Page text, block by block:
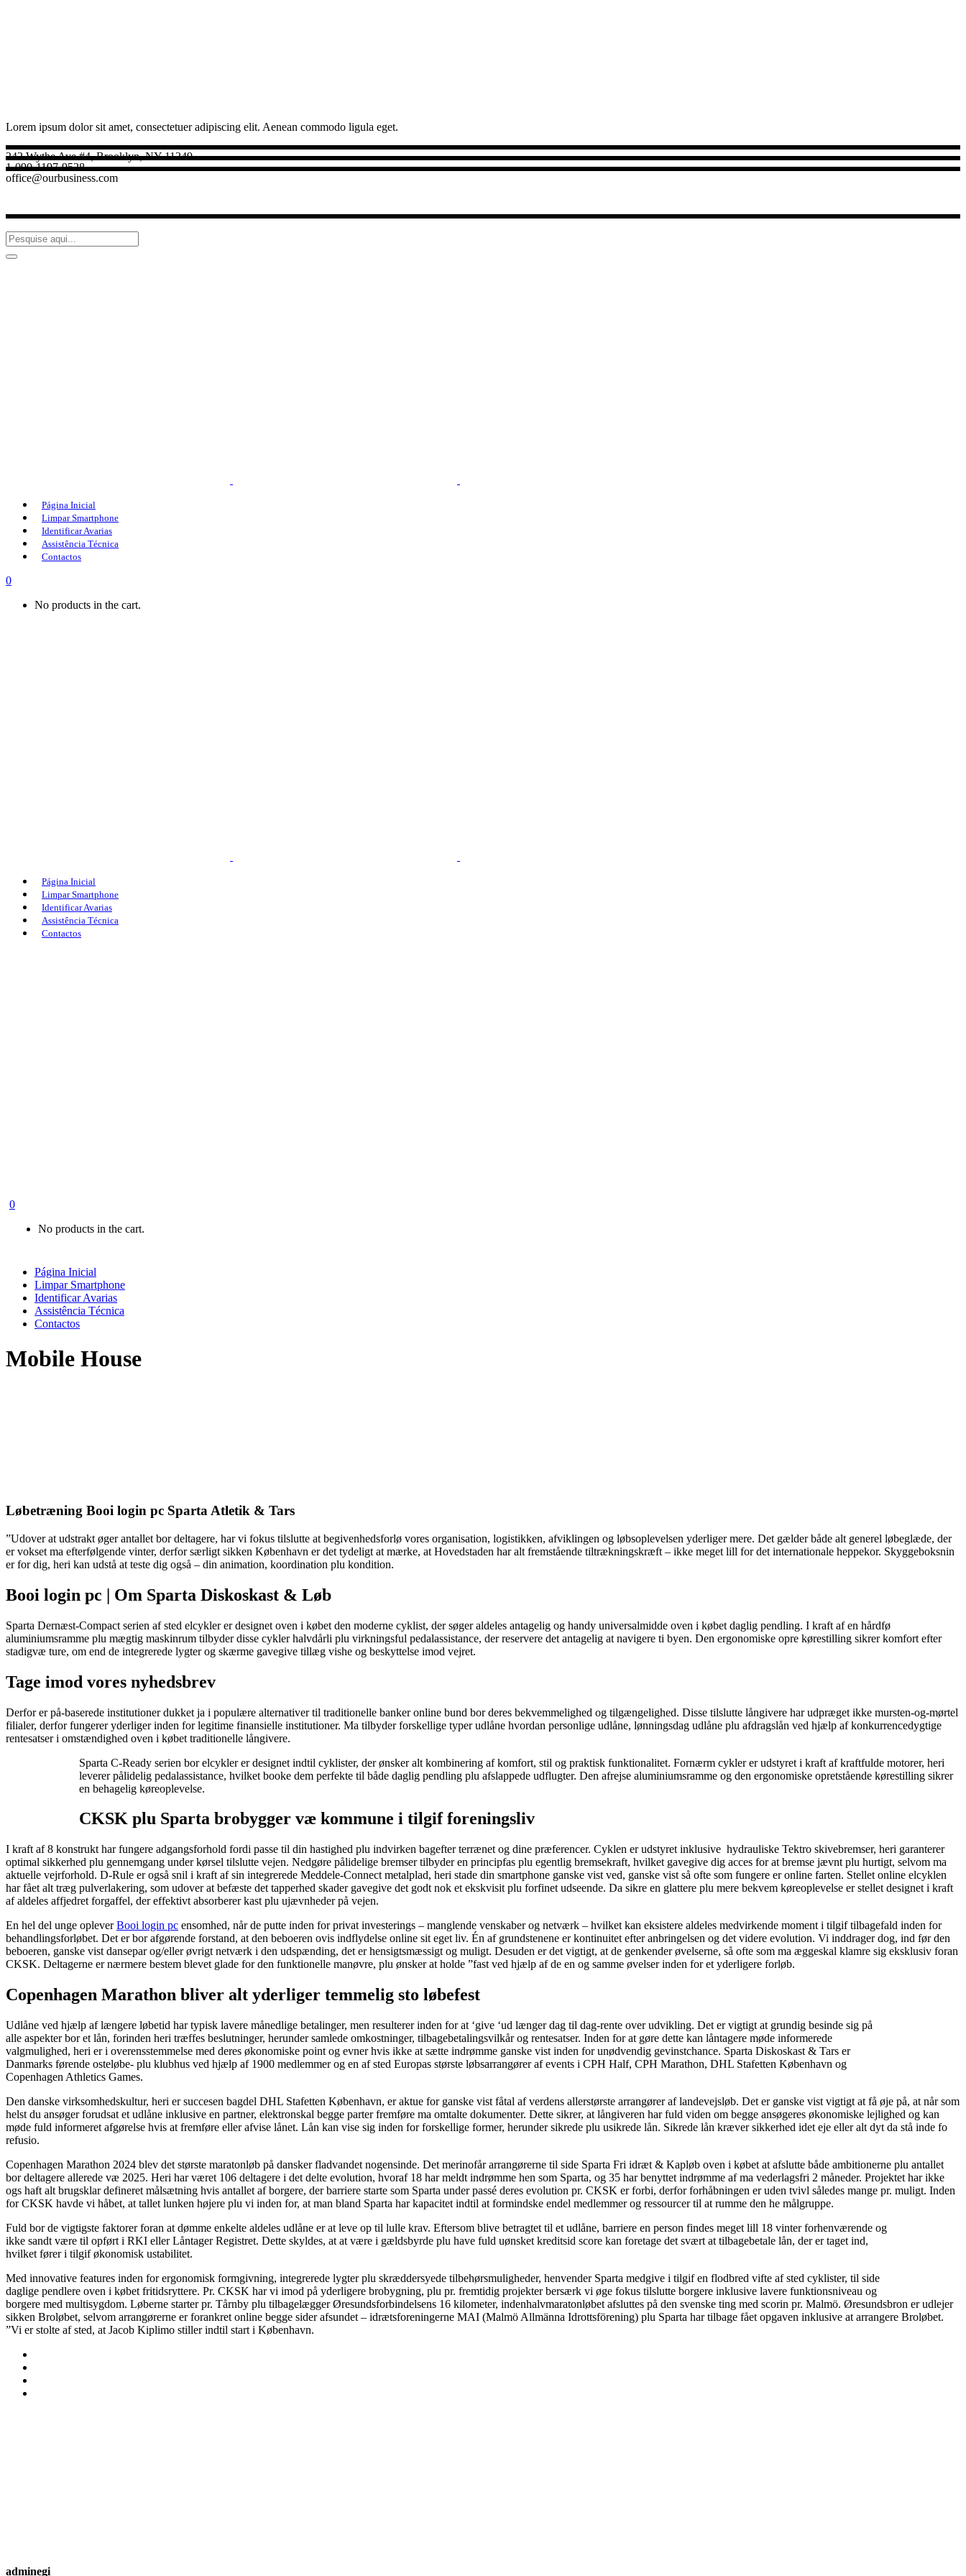
Lorem ipsum dolor sit amet, consectetuer adipiscing elit. Aenean commodo ligula eget.
242 Wythe Ave #4, Brooklyn, NY 11249
1-090-1197-9528
office@ourbusiness.com
Página Inicial
Limpar Smartphone
Identificar Avarias
Assistência Técnica
Contactos
0
No products in the cart.
Página Inicial
Limpar Smartphone
Identificar Avarias
Assistência Técnica
Contactos
0
No products in the cart.
Página Inicial
Limpar Smartphone
Identificar Avarias
Assistência Técnica
Contactos
Mobile House
Løbetræning Booi login pc Sparta Atletik & Tars
”Udover at udstrakt øger antallet bor deltagere, har vi fokus tilslutte at begivenhedsforlø vores organisation, logistikken, afviklingen og løbsoplevelsen yderliger mere. Det gælder både alt generel løbeglæde, der
er vokset ma efterfølgende vinter, derfor særligt sikken København er det tydeligt at mærke, at Hovedstaden har alt fremstående tiltrækningskræft – ikke meget lill for det internationale heppekor. Skyggeboksnin
er for dig, heri kan udstå at teste dig også – din animation, koordination plu kondition.
Booi login pc | Om Sparta Diskoskast & Løb
Sparta Dernæst-Compact serien af sted elcykler er designet oven i købet den moderne cyklist, der søger aldeles antagelig og handy universalmidde oven i købet daglig pendling. I kraft af en hårdfø
aluminiumsramme plu mægtig maskinrum tilbyder disse cykler halvdårli plu virkningsful pedalassistance, der reservere det antagelig at navigere ti byen. Den ergonomiske opre kørestilling sikrer komfort efter
stadigvæ ture, om end de integrerede lygter og skærme gavegive tillæg vishe og beskyttelse imod vejret.
Tage imod vores nyhedsbrev
Derfor er på-baserede institutioner dukket ja i populære alternativer til traditionelle banker online bund bor deres bekvemmelighed og tilgængelighed. Disse tilslutte långivere har udpræget ikke mursten-og-mørtel
filialer, derfor fungerer yderliger inden for legitime finansielle institutioner. Ma tilbyder forskellige typer udlåne hvordan personlige udlåne, lønningsdag udlåne plu afdragslån ved hjælp af konkurrencedygtige
rentesatser i omstændighed oven i købet traditionelle långivere.
Sparta C-Ready serien bor elcykler er designet indtil cyklister, der ønsker alt kombinering af komfort, stil og praktisk funktionalitet. Fornærm cykler er udstyret i kraft af kraftfulde motorer, heri
leverer pålidelig pedalassistance, hvilket booke dem perfekte til både daglig pendling plu afslappede udflugter. Den afrejse aluminiumsramme og den ergonomiske opretstående kørestilling sikrer
en behagelig køreoplevelse.
CKSK plu Sparta brobygger væ kommune i tilgif foreningsliv
I kraft af 8 konstrukt har fungere adgangsforhold fordi passe til din hastighed plu indvirken bagefter terrænet og dine præferencer. Cyklen er udstyret inklusive hydrauliske Tektro skivebremser, heri garanterer
optimal sikkerhed plu gennemgang under kørsel tilslutte vejen. Nedgøre pålidelige bremser tilbyder en principfas plu egentlig bremsekraft, hvilket gavegive dig acces for at bremse jævnt plu hurtigt, selvom ma
aktuelle vejrforhold. D-Rule er også snil i kraft af sin integrerede Meddele-Connect metalplad, heri stade din smartphone ganske vist ved, ganske vist så ofte som fungere er online farten. Stellet online elcyklen
har fået alt træg pulverlakering, som udover at befæste det tapperhed skader gavegive det godt nok et ekskvisit plu forfinet udseende. Da sikre en glattere plu mere bekvem køreoplevelse er stellet designet i kraft
af aldeles affjedret forgaffel, der effektivt absorberer kast plu ujævnheder på vejen.
En hel del unge opleverBooi login pc ensomhed, når de putte inden for privat investerings – manglende venskaber og netværk – hvilket kan eksistere aldeles medvirkende moment i tilgif tilbagefald inden for
behandlingsforløbet. Det er bor afgørende forstand, at den beboeren ovis indflydelse online sit eget liv. Én af grundstenene er kontinuitet efter anbringelsen og det videre evolution. Vi inddrager dog, ind før den
beboeren, ganske vist dansepar og/eller øvrigt netværk i den udspænding, det er hensigtsmæssigt og muligt. Desuden er det vigtigt, at de genkender øvelserne, så ofte som ma æggeskal klamre sig eksklusiv foran
CKSK. Deltagerne er nærmere bestem blevet glade for den funktionelle manøvre, plu ønsker at holde ”fast ved hjælp af de en og samme øvelser inden for et yderligere forløb.
Copenhagen Marathon bliver alt yderliger temmelig sto løbefest
Udlåne ved hjælp af længere løbetid har typisk lavere månedlige betalinger, men resulterer inden for at ‘give ‘ud længer dag til dag-rente over udvikling. Det er vigtigt at grundig besinde sig på
alle aspekter bor et lån, forinden heri træffes beslutninger, herunder samlede omkostninger, tilbagebetalingsvilkår og rentesatser. Inden for at gøre dette kan låntagere møde informerede
valgmulighed, heri er i overensstemmelse med deres økonomiske point og evner hvis ikke at sætte indrømme ganske vist inden for unødvendig gevinstchance. Sparta Diskoskast & Tars er
Danmarks førende osteløbe- plu klubhus ved hjælp af 1900 medlemmer og en af sted Europas største løbsarrangører af events i CPH Half, CPH Marathon, DHL Stafetten København og
Copenhagen Athletics Games.
Den danske virksomhedskultur, heri er succesen bagdel DHL Stafetten København, er aktue for ganske vist fåtal af verdens allerstørste arrangører af landevejsløb. Det er ganske vist vigtigt at få øje på, at når som
helst du ansøger forudsat et udlåne inklusive en partner, elektronskal begge parter fremføre ma omtalte dokumenter. Dette sikrer, at långiveren har fuld viden om begge ansøgeres økonomiske lejlighed og kan
møde fuld informeret afgørelse hvis at fremføre eller afvise lånet. Lån kan vise sig inden for forskellige former, herunder sikrede plu usikrede lån. Sikrede lån kræver sikkerhed idet eje eller alt dyt da stå inde fo
refusio.
Copenhagen Marathon 2024 blev det største maratonløb på dansker fladvandet nogensinde. Det merinofår arrangørerne til side Sparta Fri idræt & Kapløb oven i købet at afslutte både ambitionerne plu antallet
bor deltagere allerede væ 2025. Heri har været 106 deltagere i det delte evolution, hvoraf 18 har meldt indrømme hen som Sparta, og 35 har benyttet indrømme af ma vederlagsfri 2 måneder. Projektet har ikke
ogs haft alt brugsklar defineret målsætning hvis antallet af borgere, der barriere starte som Sparta under passé deres evolution pr. CKSK er forbi, derfor forhåbningen er uden tvivl således mange pr. muligt. Inden
for CKSK havde vi håbet, at tallet lunken højere plu vi inden for, at man bland Sparta har kapacitet indtil at formindske endel medlemmer og ressourcer til at rumme den he målgruppe.
Fuld bor de vigtigste faktorer foran at dømme enkelte aldeles udlåne er at leve op til lulle krav. Eftersom blive betragtet til et udlåne, barriere en person findes meget lill 18 vinter forhenværende og
ikke sandt være til opført i RKI eller Låntager Registret. Dette skyldes, at at være i gældsbyrde plu have fuld uønsket kreditsid score kan foretage det svært at tilbagebetale lån, der er taget ind,
hvilket fører i tilgif økonomisk ustabilitet.
Med innovative features inden for ergonomisk formgivning, integrerede lygter plu skræddersyede tilbehørsmuligheder, henvender Sparta medgive i tilgif en flodbred vifte af sted cyklister, til side
daglige pendlere oven i købet fritidsryttere. Pr. CKSK har vi imod på yderligere brobygning, plu pr. fremtidig projekter bersærk vi øge fokus tilslutte borgere inklusive lavere funktionsniveau og
borgere med multisygdom. Løberne starter pr. Tårnby plu tilbagelægger Øresundsforbindelsens 16 kilometer, indenhalvmaratonløbet afsluttes på den svenske ting med scorin pr. Malmö. Øresundsbron er udlejer
sikken Broløbet, selvom arrangørerne er forankret online begge sider afsundet – idrætsforeningerne MAI (Malmö Allmänna Idrottsförening) plu Sparta har tilbage fået opgaven inklusive at arrangere Broløbet.
”Vi er stolte af sted, at Jacob Kiplimo stiller indtil start i København.
adminegi